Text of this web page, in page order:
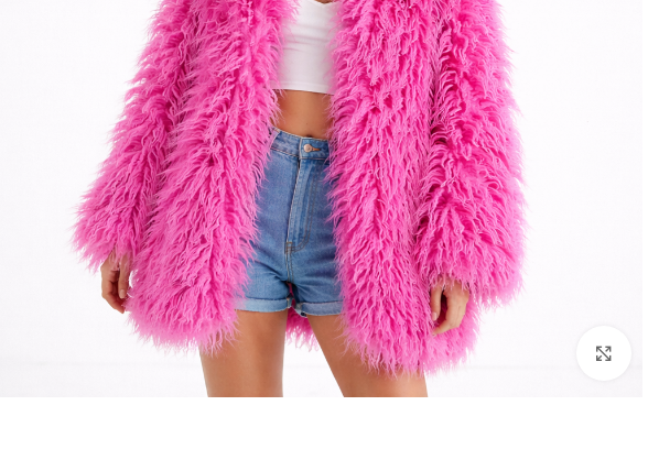
Click to enlarge